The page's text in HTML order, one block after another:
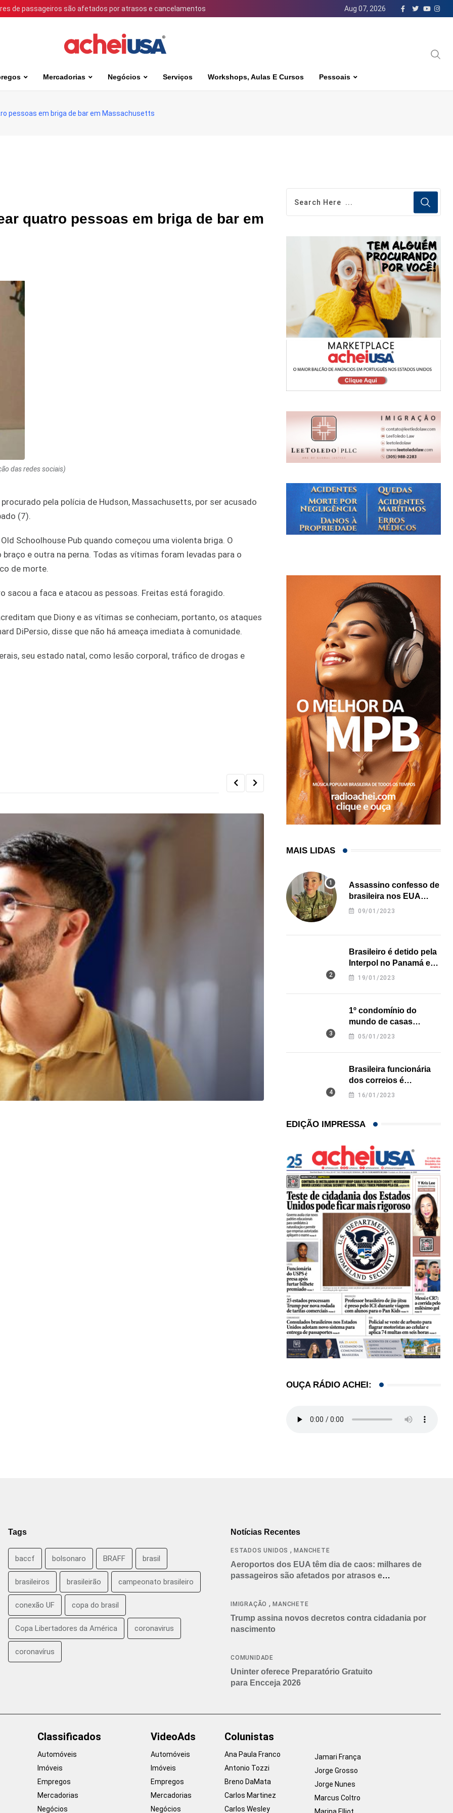
de passageiros são afetados por atrasos e cancelamentos Aug 07, 2026
Mercadorias Negócios Serviços Workshops, Aulas E Cursos Pessoais
pessoas em briga de bar em Massachusetts
quatro pessoas em briga de bar em
das redes sociais)
pela polícia de Hudson, Massachusetts, por ser acusado
(7).
Schoolhouse Pub quando começou uma violenta briga. O
e outra na perna. Todas as vítimas foram levadas para o
de morte.
sacou a faca e atacou as pessoas. Freitas está foragido.
que Diony e as vítimas se conheciam, portanto, os ataques
DiPersio, disse que não há ameaça imediata à comunidade.
seu estado natal, como lesão corporal, tráfico de drogas e
BRASIL,COMUNIDADE
06/08/2026
MAIS LIDAS
Assassino confesso de
brasileira nos EUA
revela onde deixou o
09/01/2023
Brasileiro é detido pela
Interpol no Panamá e
pode pegar prisão
19/01/2023
1º condomínio do
mundo de casas
impressas em 3D é
05/01/2023
Brasileira funcionária
dos correios é
assassinada a facadas
16/01/2023
EDIÇÃO IMPRESSA
OUÇA RÁDIO ACHEI:
Tags
baccf bolsonaro BRAFF brasil
brasileiros brasileirão campeonato brasileiro
conexão UF copa do brasil
Copa Libertadores da América coronavirus
coronavírus
Notícias Recentes
ESTADOS UNIDOS ,MANCHETE
Aeroportos dos EUA têm dia de caos: milhares de
passageiros são afetados por atrasos e
IMIGRAÇÃO ,MANCHETE
Trump assina novos decretos contra cidadania por
nascimento
COMUNIDADE
Uninter oferece Preparatório Gratuito
para Encceja 2026
Classificados
Automóveis
Imóveis
Empregos
Mercadorias
Negócios
VideoAds
Automóveis
Imóveis
Empregos
Mercadorias
Negócios
Colunistas
Ana Paula Franco
Antonio Tozzi
Breno DaMata
Carlos Martinez
Carlos Wesley
Jamari França
Jorge Grosso
Jorge Nunes
Marcus Coltro